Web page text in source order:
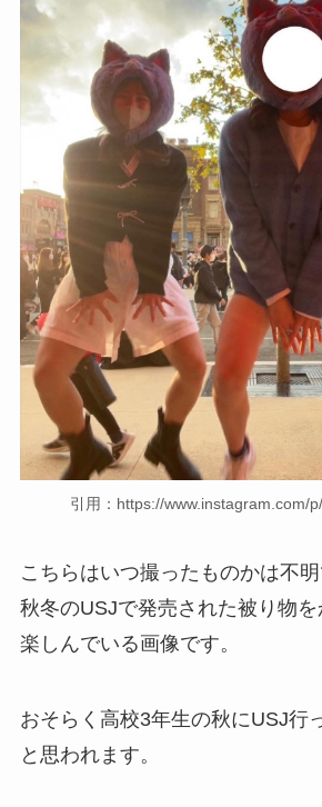
引用：https://www.instagram.com/
こちらはいつ撮ったものかは不
秋冬のUSJで発売された被り物を
楽しんでいる画像です。
おそらく高校3年生の秋にUSJ行
と思われます。